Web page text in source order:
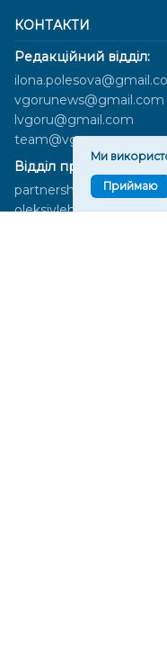
КОНТАКТИ
Редакційний відділ:
vgorunews@gmail.com
lvgoru@gmail.com
team@vgoru.org
Відділ продажів:
partnership@vgoru.org
oleksiylehen@vgoru.org
Ми
Приймаю